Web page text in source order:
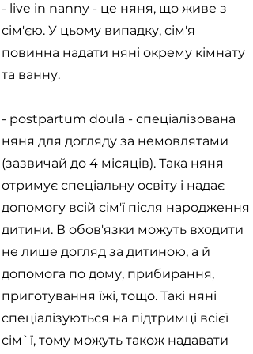
- live in nanny - це няня, що живе з
сім'єю. У цьому випадку, сім'я
повинна надати няні окрему кімнату
та ванну.
- postpartum doula - спеціалізована
няня для догляду за немовлятами
(зазвичай до 4 місяців). Така няня
отримує спеціальну освіту і надає
допомогу всій сім'ї після народження
дитини. В обов'язки можуть входити
не лише догляд за дитиною, а й
допомога по дому, прибирання,
приготування їжі, тощо. Такі няні
спеціалізуються на підтримці всієї
сім`ї, тому можуть також надавати